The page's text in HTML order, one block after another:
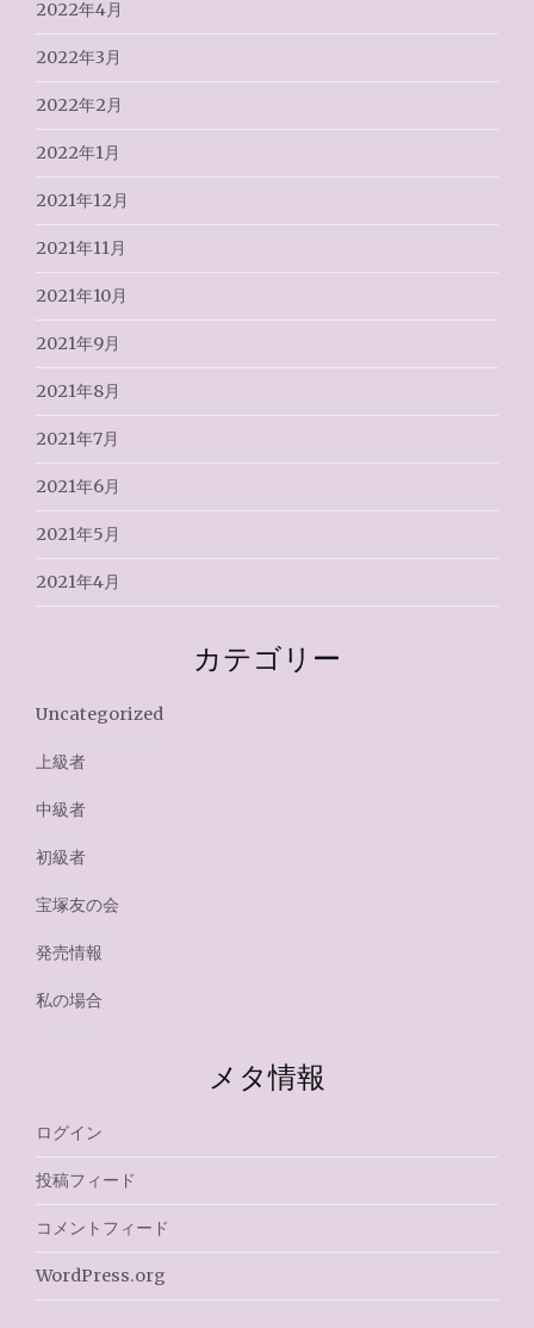
2022年4月
2022年3月
2022年2月
2022年1月
2021年12月
2021年11月
2021年10月
2021年9月
2021年8月
2021年7月
2021年6月
2021年5月
2021年4月
カテゴリー
Uncategorized
上級者
中級者
初級者
宝塚友の会
発売情報
私の場合
メタ情報
ログイン
投稿フィード
コメントフィード
WordPress.org